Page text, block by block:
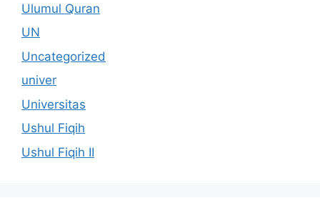
Ulumul Quran
UN
Uncategorized
univer
Universitas
Ushul Fiqih
Ushul Fiqih II